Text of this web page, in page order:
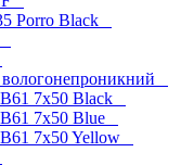
Porro Black
7x50 Black
7x50 Blue
7x50 Yellow